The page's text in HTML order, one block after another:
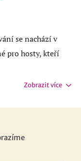
se nachází v
pro hosty, kteří
Zobrazit více